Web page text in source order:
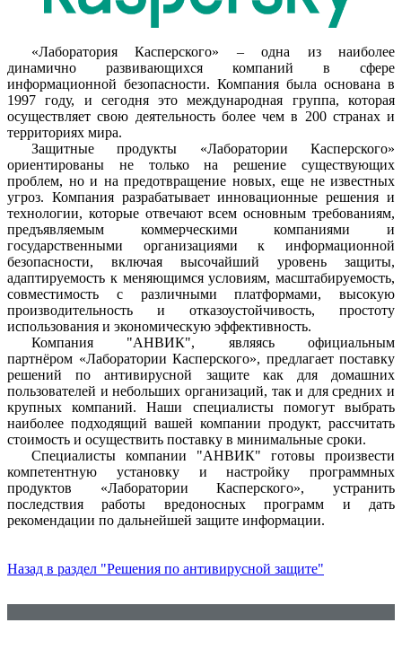
«Лаборатория Касперского» – одна из наиболее
динамично развивающихся компаний в сфере
информационной безопасности. Компания была основана в
1997 году, и сегодня это международная группа, которая
осуществляет свою деятельность более чем в 200 странах и
территориях мира.
Защитные продукты «Лаборатории Касперского»
ориентированы не только на решение существующих
проблем, но и на предотвращение новых, еще не известных
угроз. Компания разрабатывает инновационные решения и
технологии, которые отвечают всем основным требованиям,
предъявляемым коммерческими компаниями и
государственными организациями к информационной
безопасности, включая высочайший уровень защиты,
адаптируемость к меняющимся условиям, масштабируемость,
совместимость с различными платформами, высокую
производительность и отказоустойчивость, простоту
использования и экономическую эффективность.
Компания "АНВИК", являясь официальным
партнёром «Лаборатории Касперского», предлагает поставку
решений по антивирусной защите как для домашних
пользователей и небольших организаций, так и для средних и
крупных компаний. Наши специалисты помогут выбрать
наиболее подходящий вашей компании продукт, рассчитать
стоимость и осуществить поставку в минимальные сроки.
Специалисты компании "АНВИК" готовы произвести
компетентную установку и настройку программных
продуктов «Лаборатории Касперского», устранить
последствия работы вредоносных программ и дать
рекомендации по дальнейшей защите информации.
Назад в раздел "Решения по антивирусной защите"